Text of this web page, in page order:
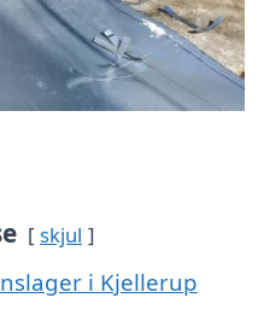
skjul
i Kjellerup